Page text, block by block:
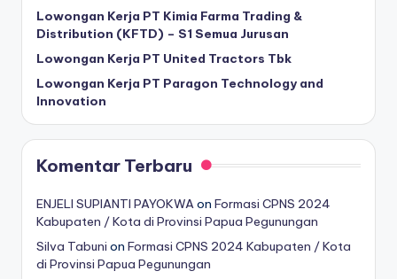
Lowongan Kerja PT Kimia Farma Trading &
Distribution (KFTD) – S1 Semua Jurusan
Lowongan Kerja PT United Tractors Tbk
Lowongan Kerja PT Paragon Technology and
Innovation
Komentar Terbaru
ENJELI SUPIANTI PAYOKWAon Formasi CPNS 2024
Kabupaten / Kota di Provinsi Papua Pegunungan
Silva Tabuni on Formasi CPNS 2024 Kabupaten / Kota
di Provinsi Papua Pegunungan